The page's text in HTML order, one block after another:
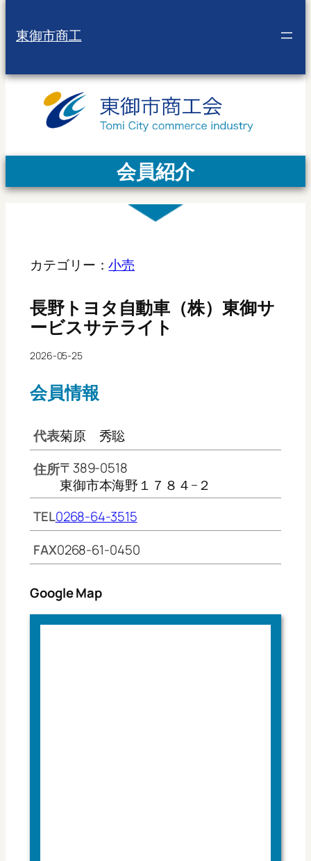
東御市商工
会員紹介
カテゴリー：小売
長野トヨタ自動車（株）東御サ
ービスサテライト
2026-05-25
会員情報
代表菊原 秀聡
住所〒389-0518
東御市本海野１７８４−２
TEL0268-64-3515
FAX0268-61-0450
Google Map